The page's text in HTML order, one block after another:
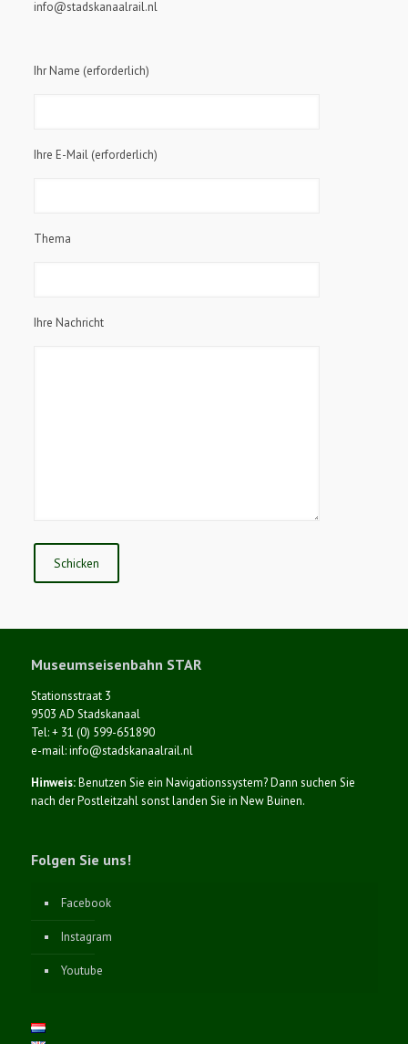
info@stadskanaalrail.nl
Ihr Name (erforderlich)
Ihre E-Mail (erforderlich)
Thema
Ihre Nachricht
Museumseisenbahn STAR
Stationsstraat 3
9503 AD Stadskanaal
Tel: + 31 (0) 599-651890
e-mail: info@stadskanaalrail.nl
Hinweis:Benutzen Sie ein Navigationssystem? Dann suchen Sie
nach der Postleitzahl sonst landen Sie in New Buinen.
Folgen Sie uns!
Facebook
Instagram
Youtube